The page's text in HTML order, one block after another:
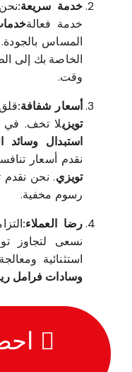
خدمة سريعة:
خدمة فعالة
المساس
الخاصة بك إلى
وقت.
أسعار شفافة:
تويزيلا تخف. في
استبدال وسائد
نقدم أسعار
تويزي. نحن نقدم
رسوم مخفية.
رضا العملاء:
نسعى لتجاوز
استثنائية
وسادات فرامل